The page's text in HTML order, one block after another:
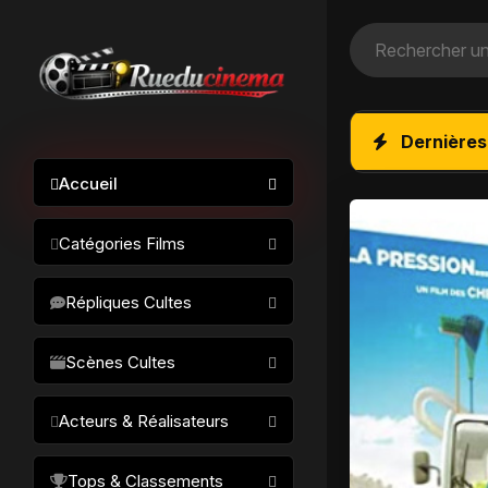
Accueil
Catégories Films
Science-fiction
Drame / Thriller
Comédie/humour
Horreur
Fantastique
Répliques Cultes
Scènes Cultes
Acteurs & Réalisateurs
Tops & Classements